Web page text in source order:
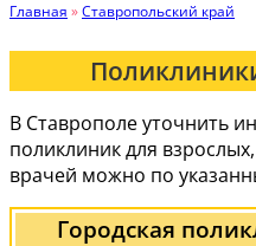
Главная »Ставропольский край
В Ставрополе уточнить
поликлиник для
врачей можно по
Городская